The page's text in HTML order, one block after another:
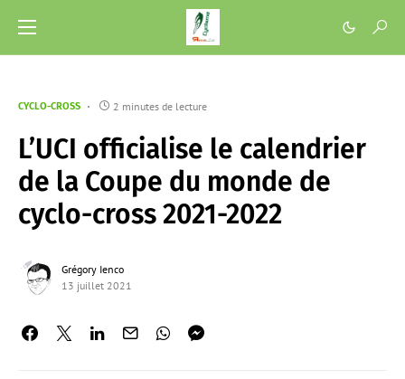
CYCLO-CROSS 2 minutes de lecture
L’UCI officialise le calendrier
de la Coupe du monde de
cyclo-cross 2021-2022
Grégory Ienco
13 juillet 2021